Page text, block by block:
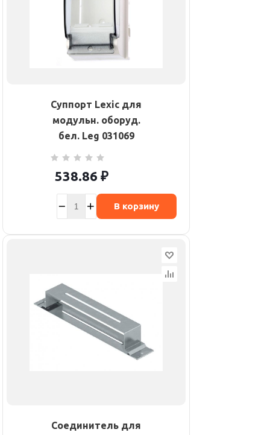
Суппорт Lexic для
модульн. оборуд.
бел. Leg 031069
538.86 ₽
В корзину
Соединитель для